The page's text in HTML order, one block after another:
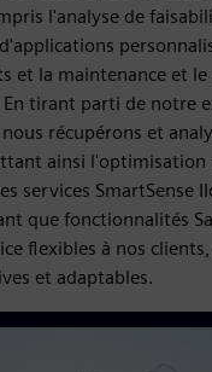
l'analyse de
et la maintenance et
En tirant parti de notre
récupérons et
ainsi
services SmartSense
que fonctionnalités
flexibles à nos
et adaptables.